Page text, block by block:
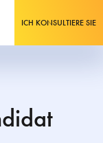
ICH KONSULTIERE SIE